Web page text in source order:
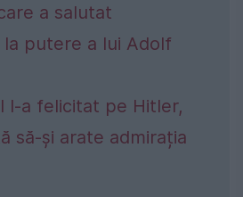
a salutat
la putere a lui Adolf
l-a felicitat pe Hitler,
să-şi arate admirația